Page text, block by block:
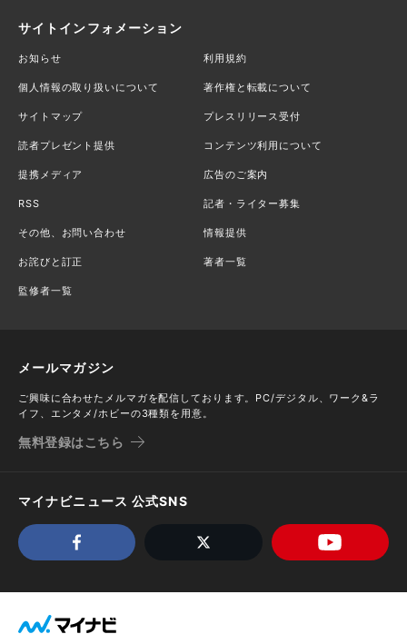
サイトインフォメーション
お知らせ 利用規約
個人情報の取り扱いについて 著作権と転載について
サイトマップ プレスリリース受付
読者プレゼント提供 コンテンツ利用について
提携メディア 広告のご案内
RSS 記者・ライター募集
その他、お問い合わせ 情報提供
お詫びと訂正 著者一覧
監修者一覧
メールマガジン
ご興味に合わせたメルマガを配信しております。PC/デジタル、ワーク&ラ
イフ、エンタメ/ホビーの3種類を用意。
無料登録はこちら
マイナビニュース 公式SNS